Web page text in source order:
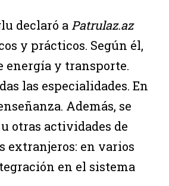
declaró a Patrulaz.az
y prácticos. Según él,
energía y transporte.
las especialidades. En
Además, se
otras actividades de
extranjeros: en varios
en el sistema